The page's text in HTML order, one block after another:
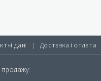
дані | Доставка і оплата
продажу: